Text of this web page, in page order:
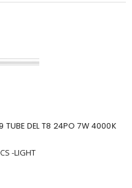
TUBE DEL T8 24PO 7W 4000K
-LIGHT